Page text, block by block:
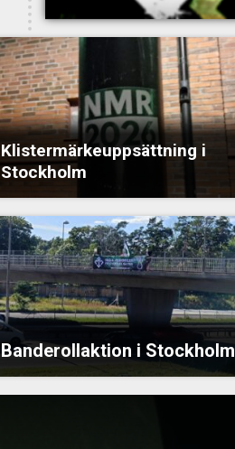
Klistermärkeuppsättning i
Stockholm
Banderollaktion i Stockholm